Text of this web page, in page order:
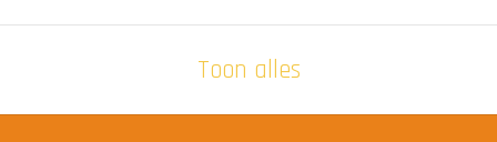
Toon alles